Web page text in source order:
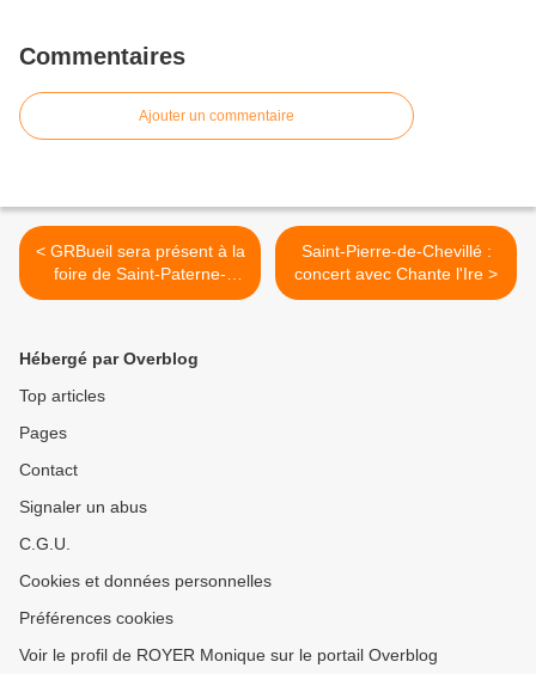
Commentaires
Ajouter un commentaire
< GRBueil sera présent à la
foire de Saint-Paterne-
Racan
Saint-Pierre-de-Chevillé :
concert avec Chante l'Ire >
Hébergé par Overblog
Top articles
Pages
Contact
Signaler un abus
C.G.U.
Cookies et données personnelles
Préférences cookies
Voir le profil de ROYER Monique sur le portail Overblog